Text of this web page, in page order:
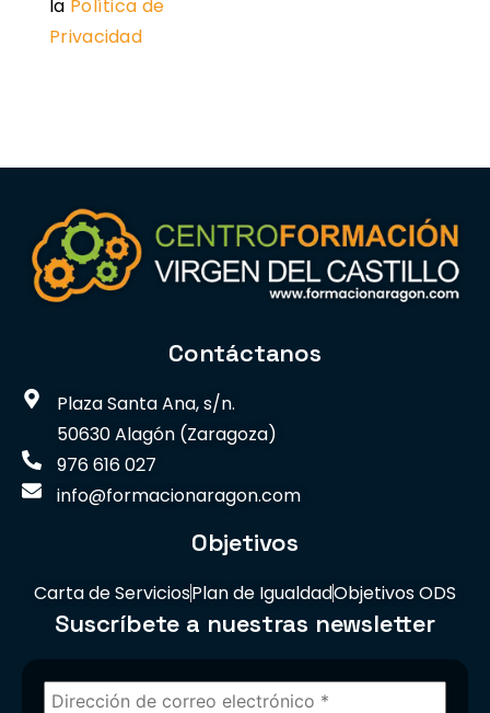
la Política de
Privacidad
Contáctanos
Plaza Santa Ana, s/n.
50630 Alagón (Zaragoza)
976 616 027
info@formacionaragon.com
Objetivos
Carta de ServiciosPlan de IgualdadObjetivos ODS
Suscríbete a nuestras newsletter